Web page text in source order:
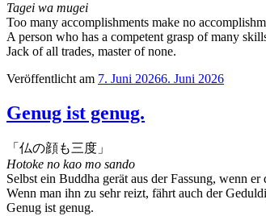
Tagei wa mugei
Too many accomplishments make no
A person who has a competent grasp of many
Jack of all trades, master of none.
Veröffentlicht am 7. Juni 20266. Juni 2026
Genug ist genug.
「仏の顔も三度」
Hotoke no kao mo sando
Selbst ein Buddha gerät aus der Fassung, wenn
Wenn man ihn zu sehr reizt, fährt auch der
Genug ist genug.